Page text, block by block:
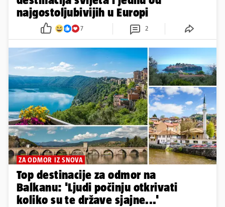
najgostoljubivijih u Europi
7 2
ZA ODMOR IZ SNOVA
Top destinacije za odmor na
Balkanu: 'Ljudi počinju otkrivati
koliko su te države sjajne...'